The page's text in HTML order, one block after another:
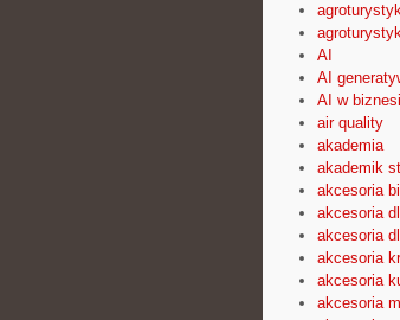
AI
AI
AI w
air quality
akademia
akademik
akcesoria
akcesoria
akcesoria
akcesoria
akcesoria
akcesoria